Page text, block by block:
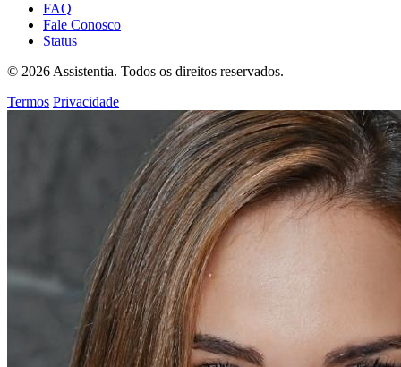
FAQ
Fale Conosco
Status
© 2026 Assistentia. Todos os direitos reservados.
Termos Privacidade